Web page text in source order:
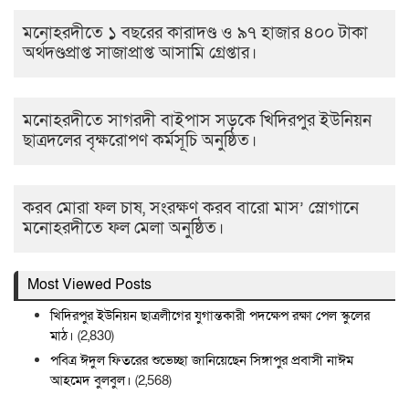
মনোহরদীতে ১ বছরের কারাদণ্ড ও ৯৭ হাজার ৪০০ টাকা
অর্থদণ্ডপ্রাপ্ত সাজাপ্রাপ্ত আসামি গ্রেপ্তার।
মনোহরদীতে সাগরদী বাইপাস সড়কে খিদিরপুর ইউনিয়ন
ছাত্রদলের বৃক্ষরোপণ কর্মসূচি অনুষ্ঠিত।
করব মোরা ফল চাষ, সংরক্ষণ করব বারো মাস’ স্লোগানে
মনোহরদীতে ফল মেলা অনুষ্ঠিত।
Most Viewed Posts
খিদিরপুর ইউনিয়ন ছাত্রলীগের যুগান্তকারী পদক্ষেপ রক্ষা পেল স্কুলের
মাঠ। (2,830)
পবিত্র ঈদুল ফিতরের শুভেচ্ছা জানিয়েছেন সিঙ্গাপুর প্রবাসী নাঈম
আহমেদ বুলবুল। (2,568)